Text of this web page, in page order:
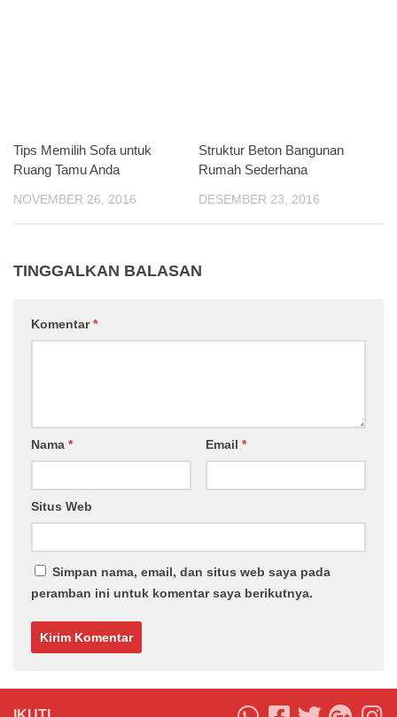
Tips Memilih Sofa untuk
Ruang Tamu Anda
NOVEMBER 26, 2016
Struktur Beton Bangunan
Rumah Sederhana
DESEMBER 23, 2016
TINGGALKAN BALASAN
Komentar*
Nama * Email *
Situs Web
Simpan nama, email, dan situs web saya pada
peramban ini untuk komentar saya berikutnya.